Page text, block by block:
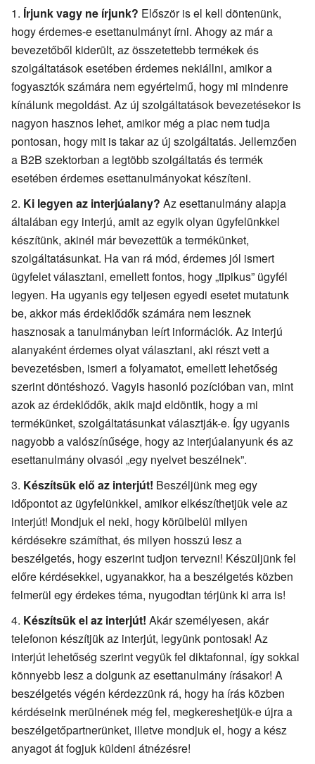
Írjunk vagy ne írjunk? Először is el kell döntenünk,
hogy érdemes-e esettanulmányt írni. Ahogy az már a
bevezetőből kiderült, az összetettebb termékek és
szolgáltatások esetében érdemes nekiállni, amikor a
fogyasztók számára nem egyértelmű, hogy mi mindenre
kínálunk megoldást. Az új szolgáltatások bevezetésekor is
nagyon hasznos lehet, amikor még a piac nem tudja
pontosan, hogy mit is takar az új szolgáltatás. Jellemzően
a B2B szektorban a legtöbb szolgáltatás és termék
esetében érdemes esettanulmányokat készíteni.
Ki legyen az interjúalany? Az esettanulmány alapja
általában egy interjú, amit az egyik olyan ügyfelünkkel
készítünk, akinél már bevezettük a termékünket,
szolgáltatásunkat. Ha van rá mód, érdemes jól ismert
ügyfelet választani, emellett fontos, hogy „tipikus” ügyfél
legyen. Ha ugyanis egy teljesen egyedi esetet mutatunk
be, akkor más érdeklődők számára nem lesznek
hasznosak a tanulmányban leírt információk. Az interjú
alanyaként érdemes olyat választani, aki részt vett a
bevezetésben, ismeri a folyamatot, emellett lehetőség
szerint döntéshozó. Vagyis hasonló pozícióban van, mint
azok az érdeklődők, akik majd eldöntik, hogy a mi
termékünket, szolgáltatásunkat választják-e. Így ugyanis
nagyobb a valószínűsége, hogy az interjúalanyunk és az
esettanulmány olvasói „egy nyelvet beszélnek”.
Készítsük elő az interjút! Beszéljünk meg egy
időpontot az ügyfelünkkel, amikor elkészíthetjük vele az
interjút! Mondjuk el neki, hogy körülbelül milyen
kérdésekre számíthat, és milyen hosszú lesz a
beszélgetés, hogy eszerint tudjon tervezni! Készüljünk fel
előre kérdésekkel, ugyanakkor, ha a beszélgetés közben
felmerül egy érdekes téma, nyugodtan térjünk ki arra is!
Készítsük el az interjút! Akár személyesen, akár
telefonon készítjük az interjút, legyünk pontosak! Az
interjút lehetőség szerint vegyük fel diktafonnal, így sokkal
könnyebb lesz a dolgunk az esettanulmány írásakor! A
beszélgetés végén kérdezzünk rá, hogy ha írás közben
kérdéseink merülnének még fel, megkereshetjük-e újra a
beszélgetőpartnerünket, illetve mondjuk el, hogy a kész
anyagot át fogjuk küldeni átnézésre!